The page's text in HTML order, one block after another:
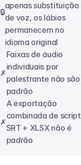
🔒
apenas substituição
de voz, os lábios
permanecem no
idioma original
✗
Faixas de áudio
individuais por
palestrante não são
padrão
✗
A exportação
combinada de script
SRT + XLSX não é
padrão